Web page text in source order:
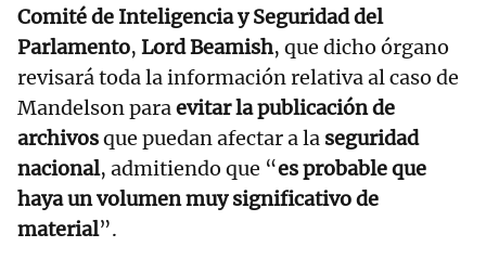
Comité de Inteligencia y Seguridad del
Parlamento, Lord Beamish, que dicho órgano
revisará toda la información relativa al caso de
Mandelson paraevitar la publicación de
archivosque puedan afectar a la seguridad
nacional, admitiendo que “es probable que
haya un volumen muy significativo de
material”.